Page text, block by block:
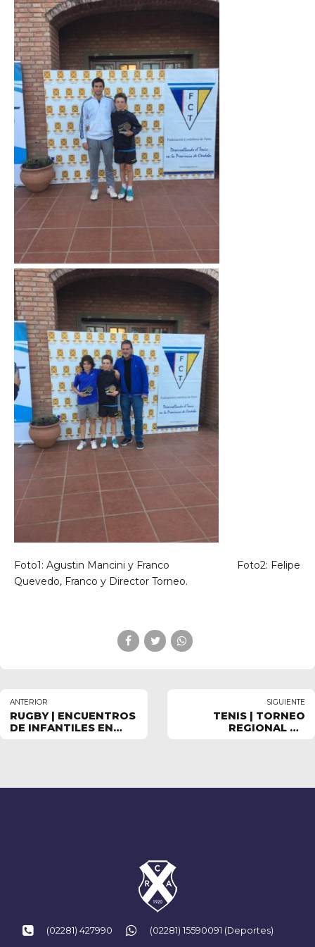
Foto1: Agustin Mancini y Franco Foto2: Felipe
Quevedo, Franco y Director Torneo.
ANTERIOR
RUGBY | ENCUENTROS
DE INFANTILES EN
SIGUIENTE
TENIS | TORNEO
REGIONAL DE
(02281) 427990 (02281) 15590091 (Deportes)